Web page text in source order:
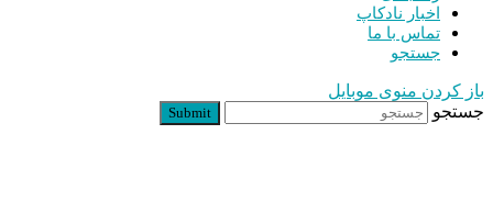
اخبار نادکاپ
تماس با ما
جستجو
باز کردن منوی موبایل
جستجو
Submit